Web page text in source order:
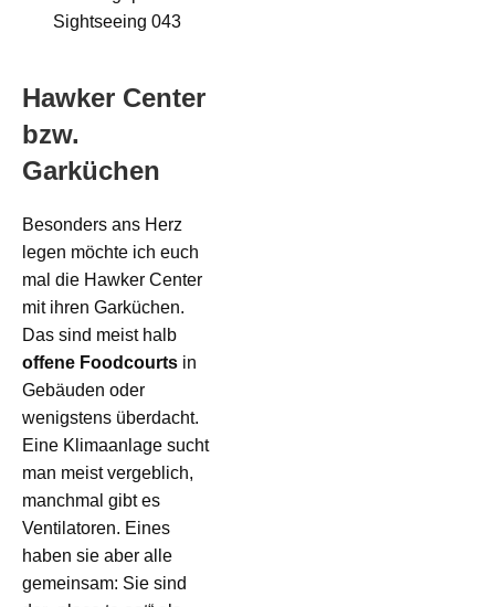
Hawker Center
bzw.
Garküchen
Besonders ans Herz
legen möchte ich euch
mal die Hawker Center
mit ihren Garküchen.
Das sind meist halb
offene Foodcourts in
Gebäuden oder
wenigstens überdacht.
Eine Klimaanlage sucht
man meist vergeblich,
manchmal gibt es
Ventilatoren. Eines
haben sie aber alle
gemeinsam: Sie sind